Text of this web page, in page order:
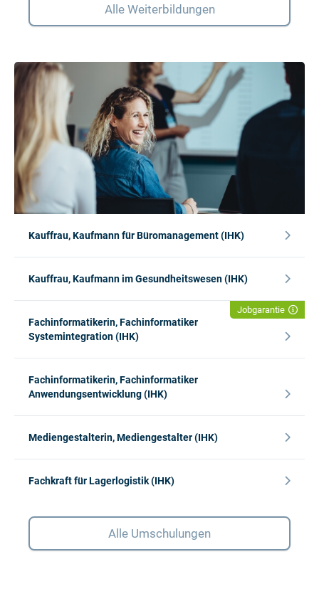
Alle Weiterbildungen
Kauffrau, Kaufmann für Büromanagement (IHK)
Kauffrau, Kaufmann im Gesundheitswesen (IHK)
Jobgarantie
Fachinformatikerin, Fachinformatiker
Systemintegration (IHK)
Fachinformatikerin, Fachinformatiker
Anwendungsentwicklung (IHK)
Mediengestalterin, Mediengestalter (IHK)
Fachkraft für Lagerlogistik (IHK)
Alle Umschulungen